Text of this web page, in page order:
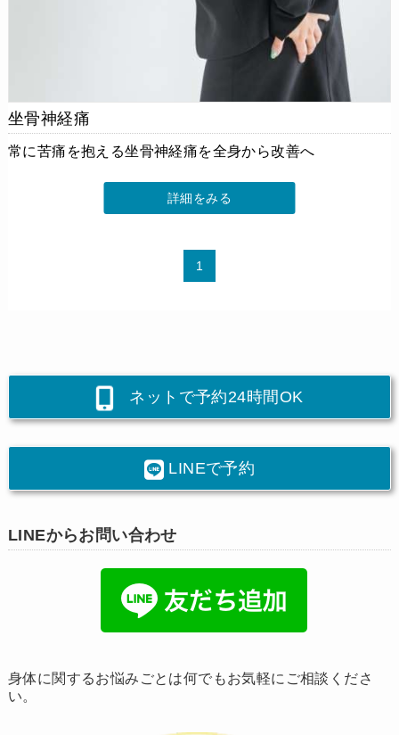
坐骨神経痛
常に苦痛を抱える坐骨神経痛を全身から改善へ
詳細をみる
1
ネットで予約24時間OK
LINEで予約
LINEからお問い合わせ
身体に関するお悩みごとは何でもお気軽にご相談くださ
い。